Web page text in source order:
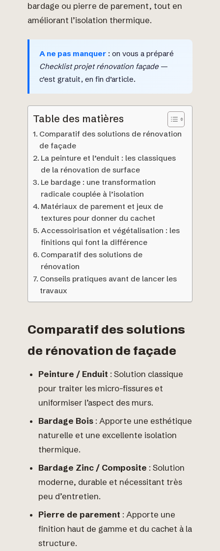
bardage ou pierre de parement, tout en
améliorant l’isolation thermique.
A ne pas manquer : on vous a préparé
Checklist projet rénovation façade —
c’est gratuit, en fin d’article.
Table des matières
Comparatif des solutions de rénovation
de façade
La peinture et l’enduit : les classiques
de la rénovation de surface
Le bardage : une transformation
radicale couplée à l’isolation
Matériaux de parement et jeux de
textures pour donner du cachet
Accessoirisation et végétalisation : les
finitions qui font la différence
Comparatif des solutions de
rénovation
Conseils pratiques avant de lancer les
travaux
Comparatif des solutions
de rénovation de façade
Peinture / Enduit : Solution classique
pour traiter les micro-fissures et
uniformiser l’aspect des murs.
Bardage Bois : Apporte une esthétique
naturelle et une excellente isolation
thermique.
Bardage Zinc / Composite : Solution
moderne, durable et nécessitant très
peu d’entretien.
Pierre de parement : Apporte une
finition haut de gamme et du cachet à la
structure.